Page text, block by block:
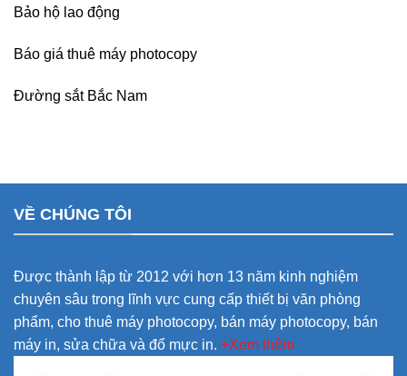
Bảo hộ lao động
Báo giá thuê máy photocopy
Đường sắt Bắc Nam
VỀ CHÚNG TÔI
Được thành lập từ 2012 với hơn 13 năm kinh nghiệm
chuyên sâu trong lĩnh vực cung cấp thiết bị văn phòng
phẩm, cho thuê máy photocopy, bán máy photocopy, bán
máy in, sửa chữa và đổ mực in. +Xem thêm